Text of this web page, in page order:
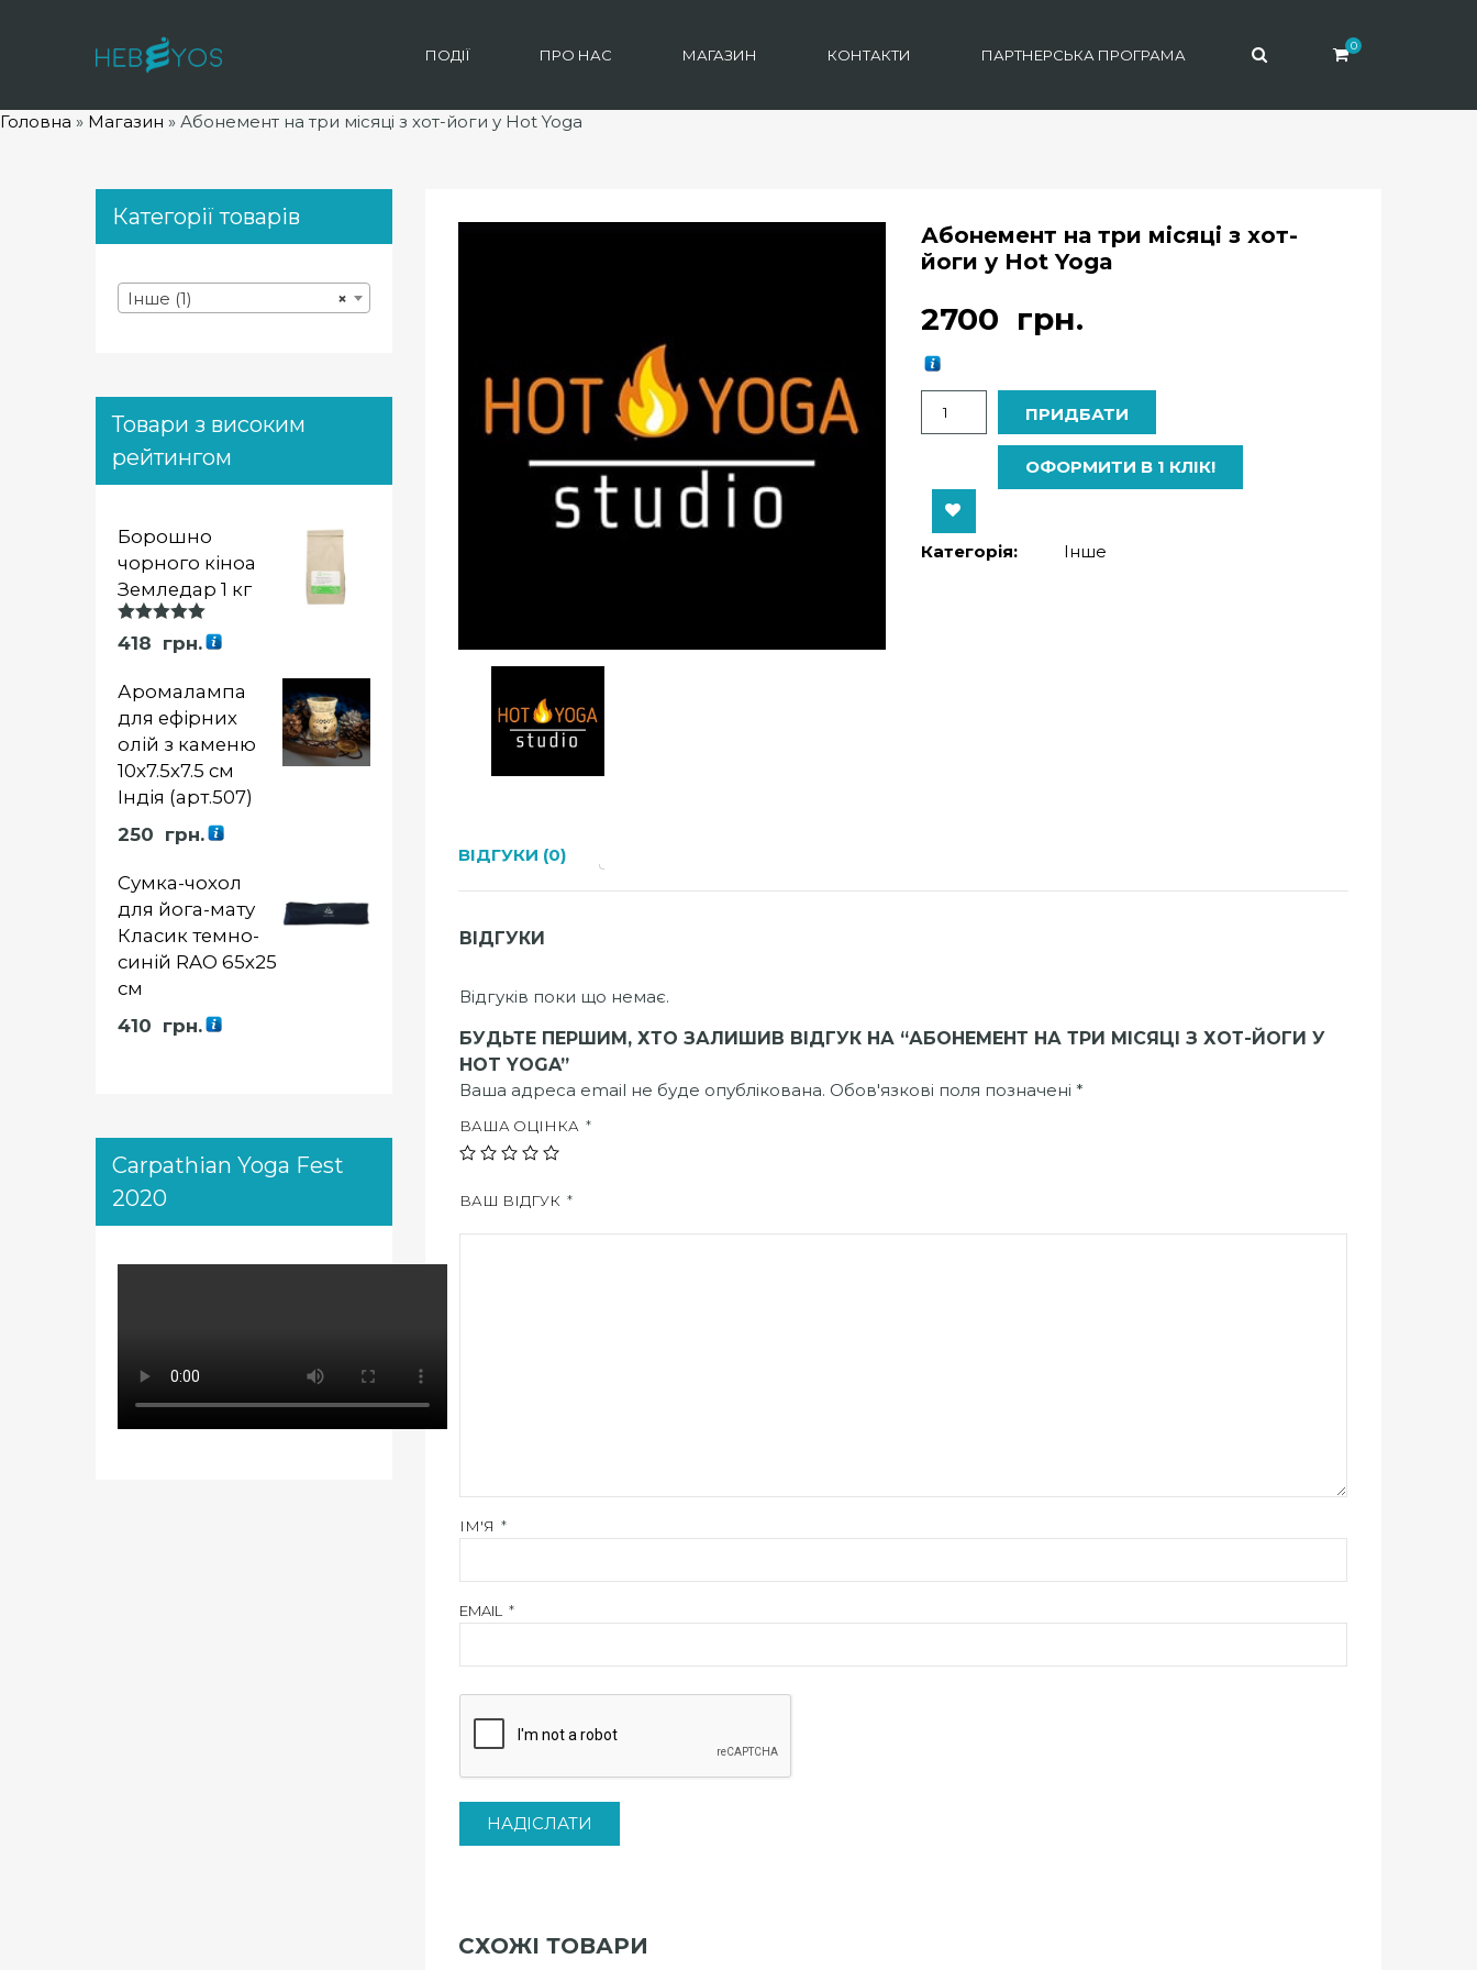
0
ПОДІЇ ПРО НАС МАГАЗИН КОНТАКТИ ПАРТНЕРСЬКА ПРОГРАМА
Головна » Магазин » Абонемент на три місяці з хот-йоги у Hot Yoga
Абонемент на три місяці з хот-
йоги у Hot Yoga
2700 грн.
ПРИДБАТИ
ОФОРМИТИ В 1 КЛІК!
Add to Wishlist
Категорія: Інше
ВІДГУКИ (0)
ВІДГУКИ
Відгуків поки що немає.
БУДЬТЕ ПЕРШИМ, ХТО ЗАЛИШИВ ВІДГУК НА “АБОНЕМЕНТ НА ТРИ МІСЯЦІ З ХОТ-ЙОГИ У
HOT YOGA”
Ваша адреса email не буде опублікована. Обов'язкові поля позначені *
ВАША ОЦІНКА *
ВАШ ВІДГУК *
ІМ'Я *
EMAIL *
СХОЖІ ТОВАРИ
Категорії товарів
×
Інше (1)
Товари з високим
рейтингом
Борошно
чорного кіноа
Земледар 1 кг
Оцінка
5.00із 5
418 грн.
Аромалампа
для ефірних
олій з каменю
10х7.5х7.5 см
Індія (арт.507)
250 грн.
Сумка-чохол
для йога-мату
Класик темно-
синій RAO 65х25
см
410 грн.
Carpathian Yoga Fest
2020